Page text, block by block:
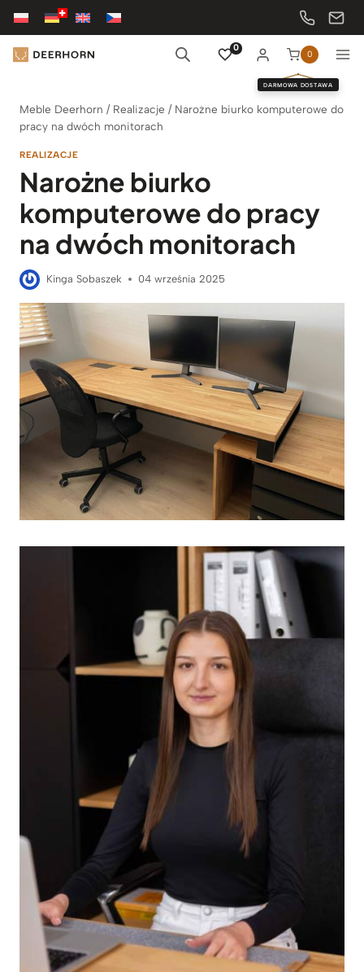
Przejdź
treści
0
0
DARMOWA DOSTAWA
Meble Deerhorn / Realizacje / Narożne biurko komputerowe do
pracy na dwóch monitorach
REALIZACJE
Narożne biurko
komputerowe do pracy
na dwóch monitorach
Kinga Sobaszek 04 września 2025